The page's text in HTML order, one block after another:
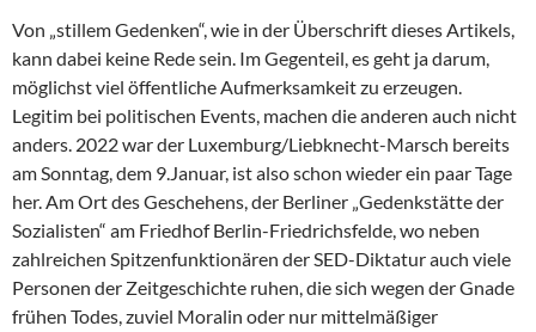
Von „stillem Gedenken“, wie in der Überschrift dieses Artikels,
kann dabei keine Rede sein. Im Gegenteil, es geht ja darum,
möglichst viel öffentliche Aufmerksamkeit zu erzeugen.
Legitim bei politischen Events, machen die anderen auch nicht
anders. 2022 war der Luxemburg/Liebknecht-Marsch bereits
am Sonntag, dem 9.Januar, ist also schon wieder ein paar Tage
her. Am Ort des Geschehens, der Berliner „Gedenkstätte der
Sozialisten“ am Friedhof Berlin-Friedrichsfelde, wo neben
zahlreichen Spitzenfunktionären der SED-Diktatur auch viele
Personen der Zeitgeschichte ruhen, die sich wegen der Gnade
frühen Todes, zuviel Moralin oder nur mittelmäßiger